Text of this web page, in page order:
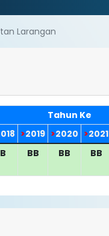
Larangan
Tahun Ke
>2019 >2020 >2021
B BB BB BB